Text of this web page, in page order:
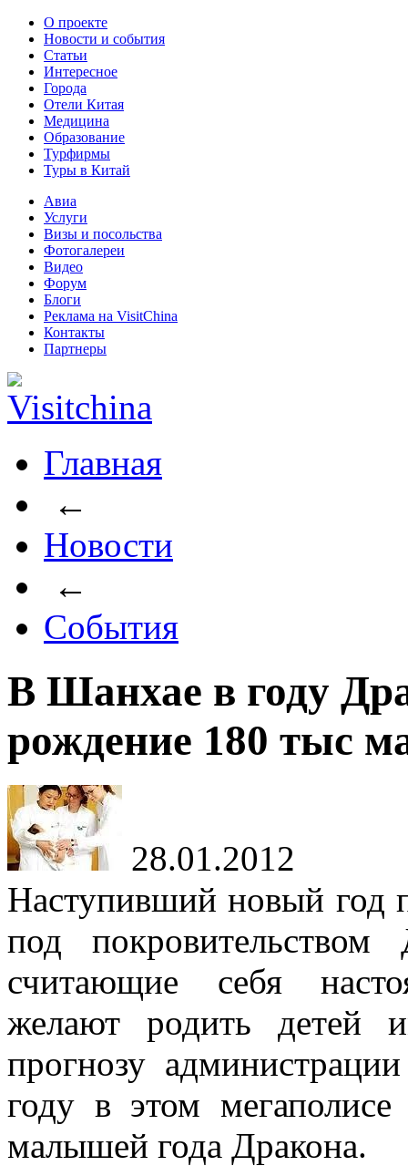
О проекте
Новости и события
Статьи
Интересное
Города
Отели Китая
Медицина
Образование
Турфирмы
Туры в Китай
Авиа
Услуги
Визы и посольства
Фотогалереи
Видео
Форум
Блоги
Реклама на VisitChina
Контакты
Партнеры
Главная
←
Новости
←
События
В Шанхае в году
рождение 180 тыс
28.01.2012
Наступивший новый год
под
считающие себя
желают родить детей
прогнозу
году в этом
малышей года Дракона.